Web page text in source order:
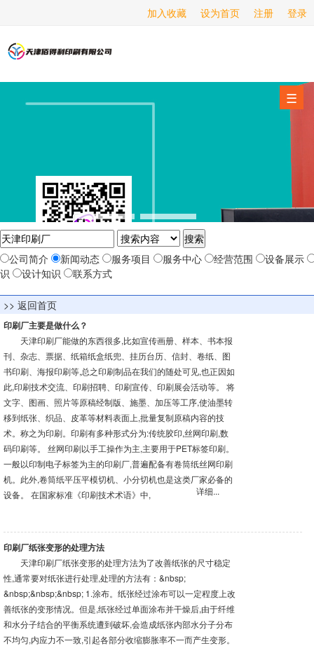
登录
注册
设为首页
加入收藏
☰
经营范围
新闻动态
关于我们
联系我们
公司简介 新闻动态 服务项目 服务中心 经营范围
设备展示
识
设计知识 联系方式
>> 返回首页
印刷厂主要是做什么？
天津印刷厂能做的东西很多,比如宣传画册、样本、书本报
刊、杂志、票据、纸箱纸盒纸兜、挂历台历、信封、卷纸、图
书印刷、海报印刷等,总之印刷制品在我们的随处可见,也正因如
此,印刷技术交流、印刷招聘、印刷宣传、印刷展会活动等。 将
文字、图画、照片等原稿经制版、施墨、加压等工序,使油墨转
移到纸张、织品、皮革等材料表面上,批量复制原稿内容的技
术。称之为印刷。印刷有多种形式分为:传统胶印,丝网印刷,数
码印刷等。 丝网印刷以手工操作为主,主要用于PET标签印刷。
一般以印制电子标签为主的印刷厂,普遍配备有卷筒纸丝网印刷
机。此外,卷筒纸平压平模切机、小分切机也是这类厂家必备的
设备。 在国家标准《印刷技术术语》中,
详细...
印刷厂纸张变形的处理方法
天津印刷厂纸张变形的处理方法为了改善纸张的尺寸稳定
性,通常要对纸张进行处理,处理的方法有：&nbsp;
&nbsp;&nbsp;&nbsp; 1.涂布。纸张经过涂布可以一定程度上改
善纸张的变形情况。但是,纸张经过单面涂布并干燥后,由于纤维
和水分子结合的平衡系统遭到破坏,会造成纸张内部水分子分布
不均匀,内应力不一致,引起各部分收缩膨胀率不一而产生变形。